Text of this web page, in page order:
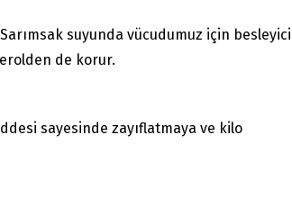
suyunda vücudumuz için
de korur.
sayesinde zayıflatmaya ve kilo